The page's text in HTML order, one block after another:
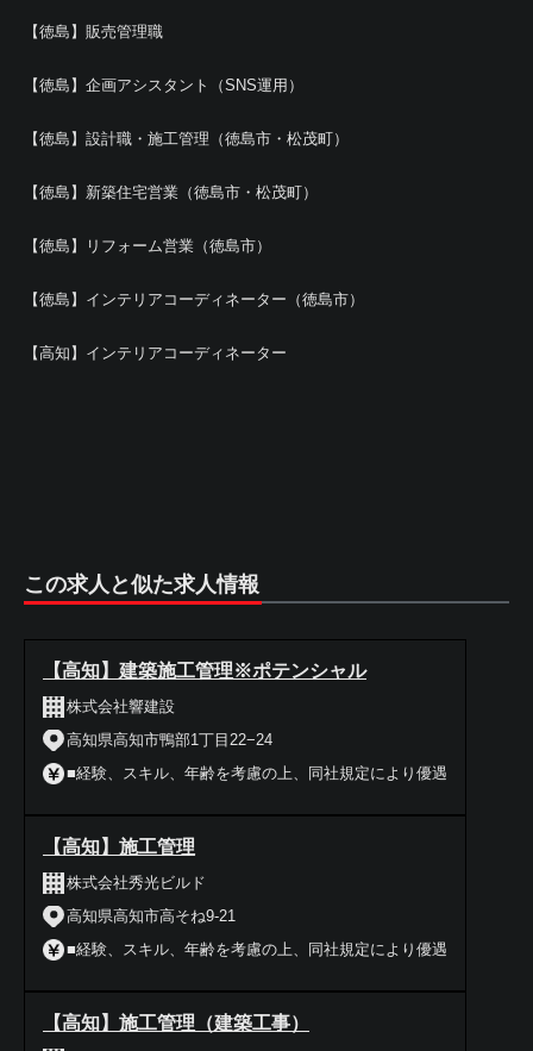
【徳島】販売管理職
【徳島】企画アシスタント（SNS運用）
【徳島】設計職・施工管理（徳島市・松茂町）
【徳島】新築住宅営業（徳島市・松茂町）
【徳島】リフォーム営業（徳島市）
【徳島】インテリアコーディネーター（徳島市）
【高知】インテリアコーディネーター
この求人と似た求人情報
【高知】建築施工管理※ポテンシャル
株式会社響建設
高知県高知市鴨部1丁目22−24
■経験、スキル、年齢を考慮の上、同社規定により優遇
【高知】施工管理
株式会社秀光ビルド
高知県高知市高そね9-21
■経験、スキル、年齢を考慮の上、同社規定により優遇
【高知】施工管理（建築工事）